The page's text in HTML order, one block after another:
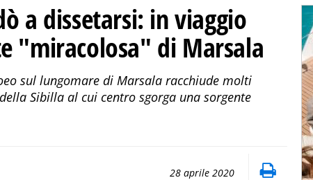
a dissetarsi: in viaggio
"miracolosa" di Marsala
sul lungomare di Marsala racchiude molti
Sibilla al cui centro sgorga una sorgente
28 aprile 2020